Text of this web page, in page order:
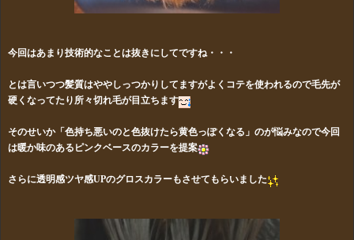
今回はあまり技術的なことは抜きにしてですね・・・
とは言いつつ髪質はややしっつかりしてますがよくコテを使われるので毛先が
硬くなってたり所々切れ毛が目立ちます
そのせいか「色持ち悪いのと色抜けたら黄色っぽくなる」のが悩みなので今回
は暖か味のあるピンクベースのカラーを提案
さらに透明感ツヤ感UPのグロスカラーもさせてもらいました